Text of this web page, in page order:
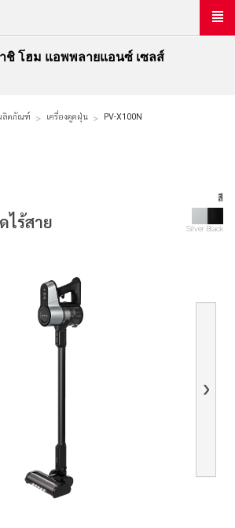
ชิ โฮม แอพพลายแอนซ์ เซลส์
ลิตภัณฑ์ เครื่องดูดฝุ่น PV-X100N
ไร้สาย
สี
Silver Black
Next